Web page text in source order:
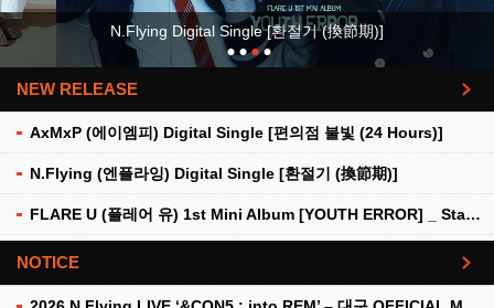
FLARE U (플레어 유) 1st Mini Album [YOUTH ERROR]
NEW RELEASE
AxMxP (에이엠피) Digital Single [편의점 불빛 (24 Hours)]
N.Flying (엔플라잉) Digital Single [환절기 (換節期)]
FLARE U (플레어 유) 1st Mini Album [YOUTH ERROR] _ Stationery Kit Ver.
더보기
NOTICE 더보기